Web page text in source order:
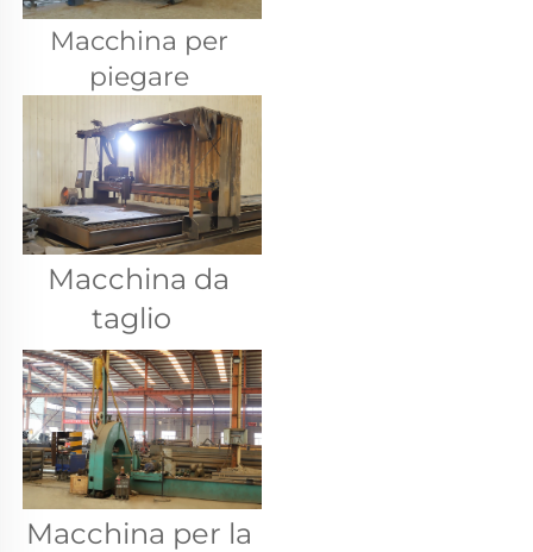
Macchina per
piegare
Macchina da
taglio
Macchina per la